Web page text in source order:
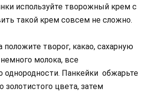
используйте творожный крем с
такой крем совсем не сложно.
положите творог, какао, сахарную
молока, все
однородности. Панкейки обжарьте
золотистого цвета, затем